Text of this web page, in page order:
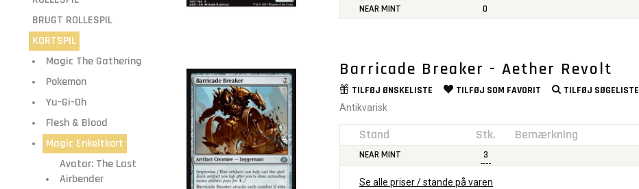
BRUGT ROLLESPIL
KORTSPIL
Magic The Gathering
Pokemon
Yu-Gi-Oh
Flesh & Blood
Magic Enkeltkort
Avatar: The Last
Airbender
NEAR MINT 0
Barricade Breaker - Aether Revolt
TILFØJ ØNSKELISTE TILFØJ SOM FAVORIT TILFØJ SØGELISTE
Antikvarisk
Stand Stk. Bemærkning
NEAR MINT 3
Se alle priser / stande på varen